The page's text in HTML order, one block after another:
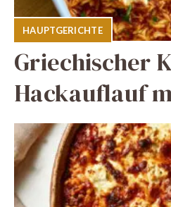
HAUPTGERICHTE
Griechischer
Hackauflauf